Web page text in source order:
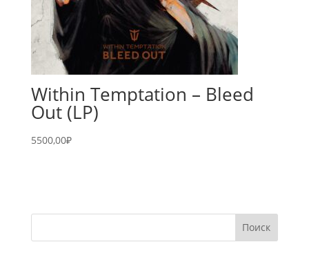
Within Temptation – Bleed
Out (LP)
5500,00₽